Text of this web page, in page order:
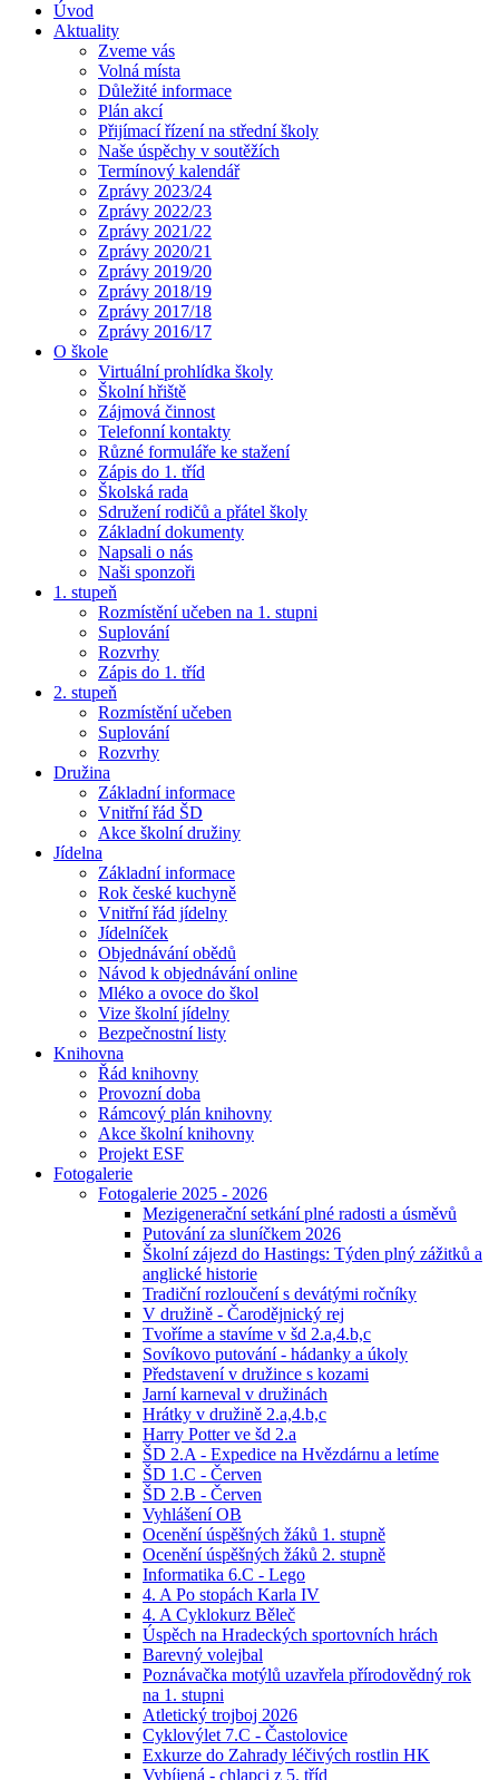
Úvod
Aktuality
Zveme vás
Volná místa
Důležité informace
Plán akcí
Přijímací řízení na střední školy
Naše úspěchy v soutěžích
Termínový kalendář
Zprávy 2023/24
Zprávy 2022/23
Zprávy 2021/22
Zprávy 2020/21
Zprávy 2019/20
Zprávy 2018/19
Zprávy 2017/18
Zprávy 2016/17
O škole
Virtuální prohlídka školy
Školní hřiště
Zájmová činnost
Telefonní kontakty
Různé formuláře ke stažení
Zápis do 1. tříd
Školská rada
Sdružení rodičů a přátel školy
Základní dokumenty
Napsali o nás
Naši sponzoři
1. stupeň
Rozmístění učeben na 1. stupni
Suplování
Rozvrhy
Zápis do 1. tříd
2. stupeň
Rozmístění učeben
Suplování
Rozvrhy
Družina
Základní informace
Vnitřní řád ŠD
Akce školní družiny
Jídelna
Základní informace
Rok české kuchyně
Vnitřní řád jídelny
Jídelníček
Objednávání obědů
Návod k objednávání online
Mléko a ovoce do škol
Vize školní jídelny
Bezpečnostní listy
Knihovna
Řád knihovny
Provozní doba
Rámcový plán knihovny
Akce školní knihovny
Projekt ESF
Fotogalerie
Fotogalerie 2025 - 2026
Mezigenerační setkání plné radosti a úsměvů
Putování za sluníčkem 2026
Školní zájezd do Hastings: Týden plný zážitků a
anglické historie
Tradiční rozloučení s devátými ročníky
V družině - Čarodějnický rej
Tvoříme a stavíme v šd 2.a,4.b,c
Sovíkovo putování - hádanky a úkoly
Představení v družince s kozami
Jarní karneval v družinách
Hrátky v družině 2.a,4.b,c
Harry Potter ve šd 2.a
ŠD 2.A - Expedice na Hvězdárnu a letíme
ŠD 1.C - Červen
ŠD 2.B - Červen
Vyhlášení OB
Ocenění úspěšných žáků 1. stupně
Ocenění úspěšných žáků 2. stupně
Informatika 6.C - Lego
4. A Po stopách Karla IV
4. A Cyklokurz Běleč
Úspěch na Hradeckých sportovních hrách
Barevný volejbal
Poznávačka motýlů uzavřela přírodovědný rok
na 1. stupni
Atletický trojboj 2026
Cyklovýlet 7.C - Častolovice
Exkurze do Zahrady léčivých rostlin HK
Vybíjená - chlapci z 5. tříd